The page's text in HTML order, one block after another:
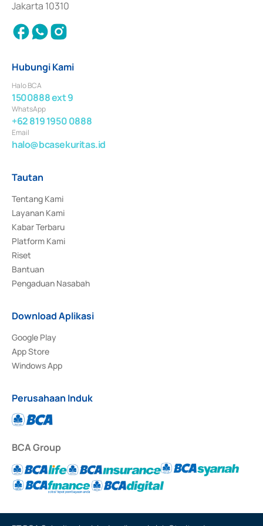
Jakarta 10310
Hubungi Kami
Halo BCA
1500888 ext 9
WhatsApp
+62 819 1950 0888
Email
halo@bcasekuritas.id
Tautan
Tentang Kami
Layanan Kami
Kabar Terbaru
Platform Kami
Riset
Bantuan
Pengaduan Nasabah
Download Aplikasi
Google Play
App Store
Windows App
Perusahaan Induk
BCA Group